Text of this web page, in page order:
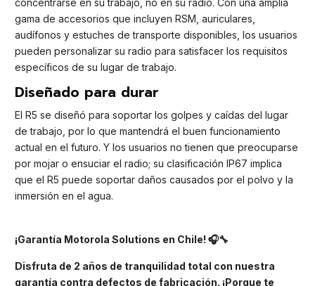
gama de accesorios que incluyen RSM, auriculares,
audífonos y estuches de transporte disponibles, los usuarios
pueden personalizar su radio para satisfacer los requisitos
específicos de su lugar de trabajo.
Diseñado para durar
El R5 se diseñó para soportar los golpes y caídas del lugar
de trabajo, por lo que mantendrá el buen funcionamiento
actual en el futuro. Y los usuarios no tienen que preocuparse
por mojar o ensuciar el radio; su clasificación IP67 implica
que el R5 puede soportar daños causados por el polvo y la
inmersión en el agua.
¡Garantía Motorola Solutions en Chile! 🎧🔧
Disfruta de 2 años de tranquilidad total con nuestra
garantía contra defectos de fabricación. ¡Porque te